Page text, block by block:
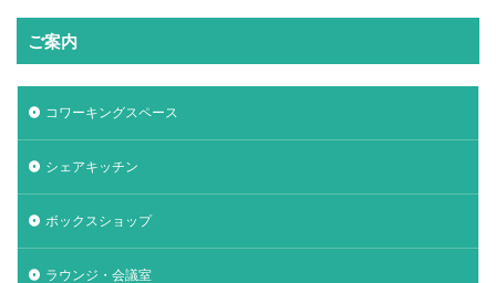
ご案内
コワーキングスペース
シェアキッチン
ボックスショップ
ラウンジ・会議室